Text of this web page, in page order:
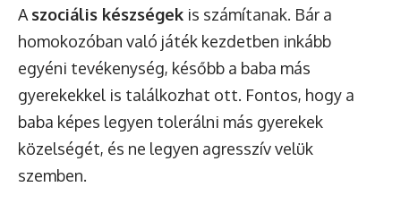
A szociális készségek is számítanak. Bár a
homokozóban való játék kezdetben inkább
egyéni tevékenység, később a baba más
gyerekekkel is találkozhat ott. Fontos, hogy a
baba képes legyen tolerálni más gyerekek
közelségét, és ne legyen agresszív velük
szemben.